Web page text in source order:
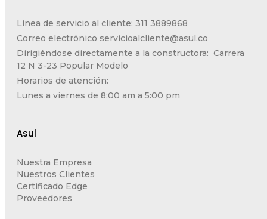
Línea de servicio al cliente: 311 3889868
Correo electrónico servicioalcliente@asul.co
Dirigiéndose directamente a la constructora: Carrera
12 N 3-23 Popular Modelo
Horarios de atención:
Lunes a viernes de 8:00 am a 5:00 pm
Asul
Nuestra Empresa
Nuestros Clientes
Certificado Edge
Proveedores